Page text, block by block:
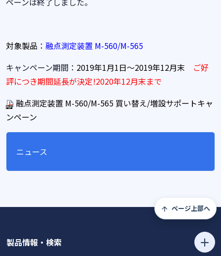
対象製品 ： 融点測定装置 M-560/M-565
キャンペーン期間： 2019年1月1日～2019年12月末 ご好
評につき期間延長が決定!2020年12月末まで
融点測定装置 M-560/M-565 買い替え/増設サポートキャ
ンペーン
ニュース
ページ上部へ
製品情報・検索